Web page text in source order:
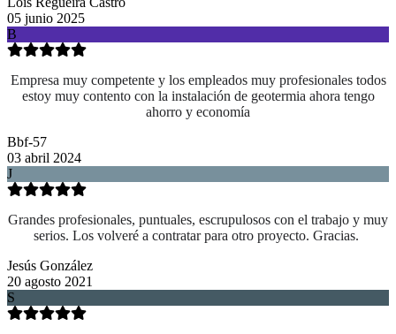
05 junio 2025
B
Empresa muy competente y los empleados muy profesionales todos
estoy muy contento con la instalación de geotermia ahora tengo
ahorro y economía
Bbf-57
03 abril 2024
J
Grandes profesionales, puntuales, escrupulosos con el trabajo y muy
serios. Los volveré a contratar para otro proyecto. Gracias.
Jesús González
20 agosto 2021
S